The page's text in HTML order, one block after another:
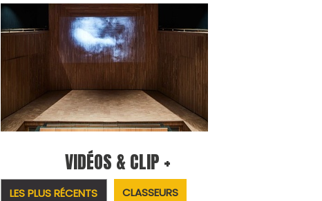
VIDÉOS & CLIP +
LES PLUS RÉCENTS CLASSEURS